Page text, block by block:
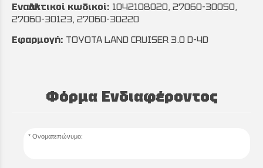
Εναλλακτικοί κωδικοί: 1042108020, 27060-30050,
27060-30123, 27060-30220
Εφαρμογή: TOYOTA LAND CRUISER 3.0 D-4D
Φόρμα Ενδιαφέροντος
Ονοματεπώνυμο: